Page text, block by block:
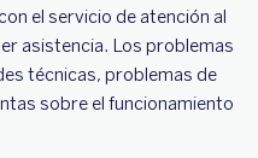
el servicio de atención al
asistencia. Los problemas
técnicas, problemas de
sobre el funcionamiento